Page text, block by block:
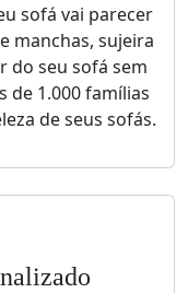
sofá vai parecer
manchas, sujeira
do seu sofá sem
de 1.000 famílias
de seus sofás.